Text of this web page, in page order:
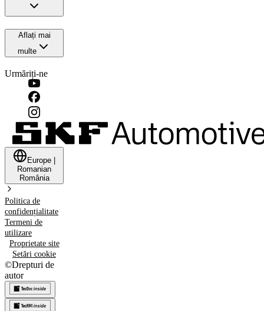
Aflați mai
multe
Urmăriți-ne
Europe
Romanian
România
Politica de
confidențialitate
Termeni de
utilizare
Proprietate site
Setări cookie
©Drepturi de
autor